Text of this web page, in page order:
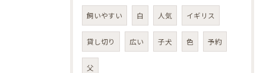
飼いやすい 白 人気 イギリス
貸し切り 広い 子犬 色 予約
父